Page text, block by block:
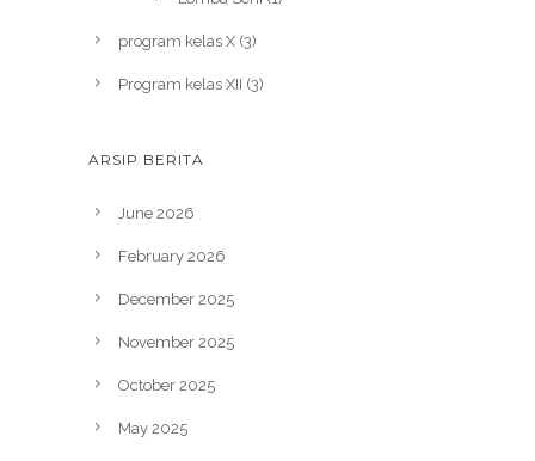
program kelas X (3)
Program kelas XII (3)
ARSIP BERITA
June 2026
February 2026
December 2025
November 2025
October 2025
May 2025